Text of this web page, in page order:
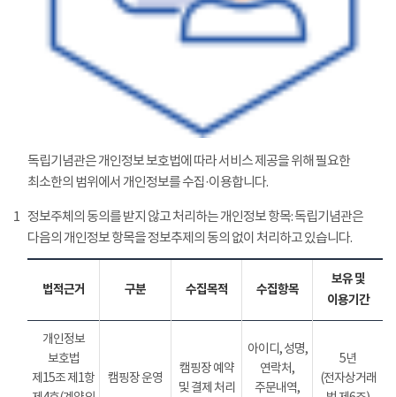
독립기념관은 개인정보 보호법에 따라 서비스 제공을 위해 필요한
최소한의 범위에서 개인정보를 수집·이용합니다.
1 정보주체의 동의를 받지 않고 처리하는 개인정보 항목: 독립기념관은
다음의 개인정보 항목을 정보추제의 동의 없이 처리하고 있습니다.
법적근거 구분 수집목적 수집항목
보유 및
이용기간
개인정보
보호법
제15조 제1항
캠핑장 운영
캠핑장 예약
및 결제 처리
아이디, 성명,
연락처,
주문내역,
5년
(전자상거래